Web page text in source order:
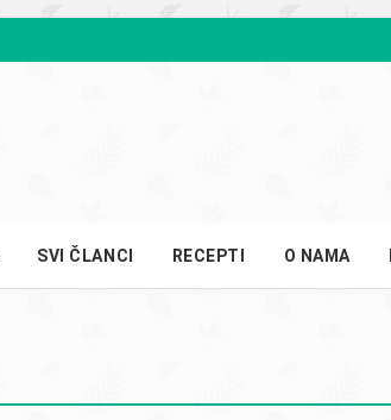
SVI ČLANCI RECEPTI O NAMA